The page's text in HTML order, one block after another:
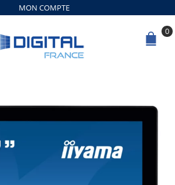
MON COMPTE
0